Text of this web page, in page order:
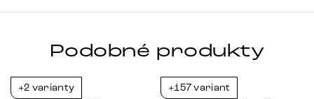
Podobné produkty
+2 varianty +157 variant